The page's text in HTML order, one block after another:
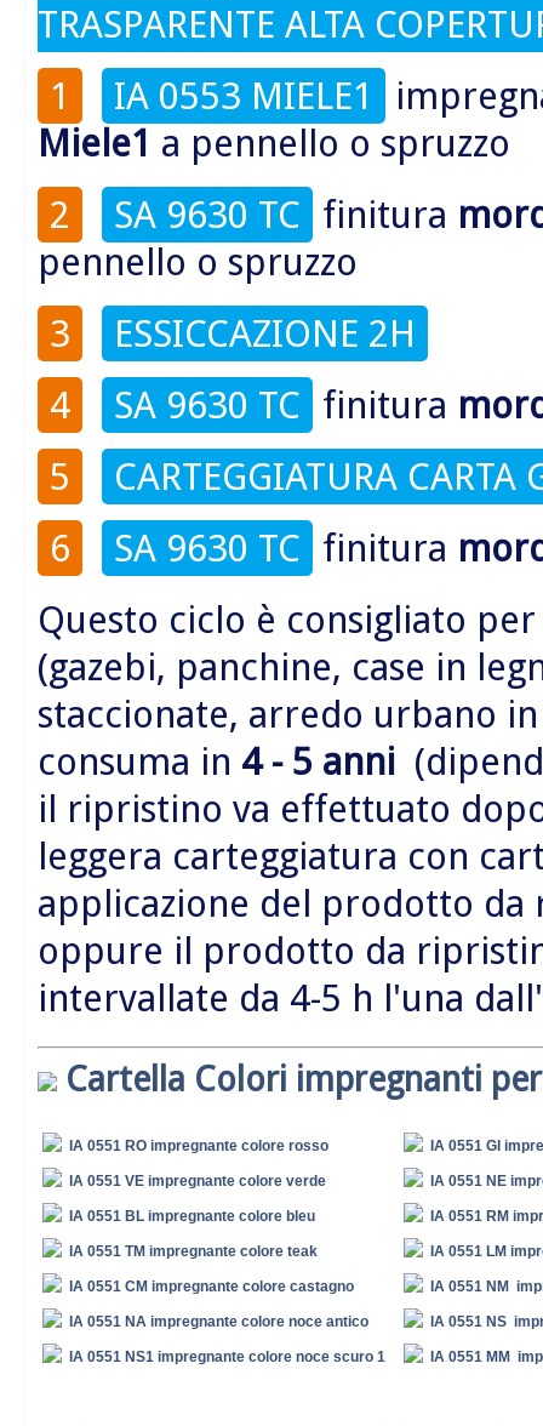
TRASPARENTE ALTA
1
IA 0553 MIELE1
Miele1 a pennello o spruzzo
2
SA 9630 TC finitura
pennello o spruzzo
3
ESSICCAZIONE 2H
4
SA 9630 TC finitura
5
CARTEGGIATURA
6
SA 9630 TC finitura
Questo ciclo è consigliato
(gazebi, panchine, case in
staccionate, arredo urbano
consuma in 4 - 5 anni
il ripristino va effettuato
leggera carteggiatura con
applicazione del prodotto
oppure il prodotto da
intervallate da 4-5 h l'una
Cartella Colori impregnanti
IA 0551 RO impregnante colore rosso IA 0551 GI
IA 0551 VE impregnante colore verde IA 0551 NE
IA 0551 BL impregnante colore bleu IA 0551 RM
IA 0551 TM impregnante colore teak IA 0551 LM
IA 0551 CM impregnante colore castagno IA 0551 NM
IA 0551 NA impregnante colore noce antico IA 0551 NS
IA 0551 NS1 impregnante colore noce scuro 1 IA 0551 MM